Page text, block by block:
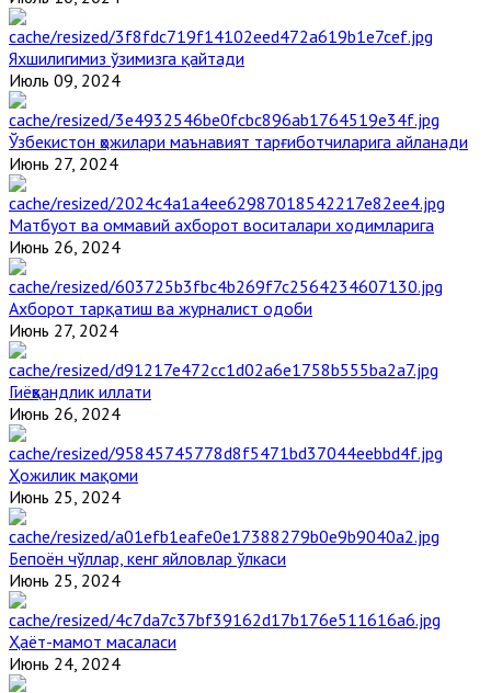
Яхшилигимиз ўзимизга қайтади
Июль 09, 2024
Ўзбекистон ҳожилари маънавият тарғиботчиларига айланади
Июнь 27, 2024
Матбуот ва оммавий ахборот воситалари ходимларига
Июнь 26, 2024
Ахборот тарқатиш ва журналист одоби
Июнь 27, 2024
Гиёҳвандлик иллати
Июнь 26, 2024
Ҳожилик мақоми
Июнь 25, 2024
Бепоён чўллар, кенг яйловлар ўлкаси
Июнь 25, 2024
Ҳаёт-мамот масаласи
Июнь 24, 2024